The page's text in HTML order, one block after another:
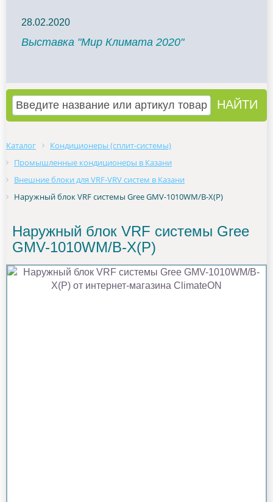
28.02.2020
Выставка "Мир Климата 2020"
Каталог
Кондиционеры (сплит-системы)
Промышленные кондиционеры в Казани
Внешние блоки для VRF-VRV систем в Казани
Наружный блок VRF системы Gree GMV-1010WM/B-X(P)
Наружный блок VRF системы Gree
GMV-1010WM/B-X(P)